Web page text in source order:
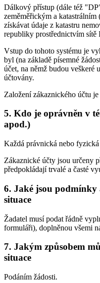
Dálkový přístup (dále též
zeměměřickým a
získávat údaje z katastru
republiky prostřednictvím sítě
Vstup do tohoto systému je
byl (na základě písemné
účet, na němž budou veškeré
účtovány.
Založení zákaznického účtu je
5. Kdo je oprávněn v
apod.)
Každá právnická nebo fyzická
Zákaznické účty jsou určeny
předpokládají trvalé a časté
6. Jaké jsou podmínky
situace
Žadatel musí podat řádně
formuláři), doplněnou všemi
7. Jakým způsobem
situace
Podáním žádosti.